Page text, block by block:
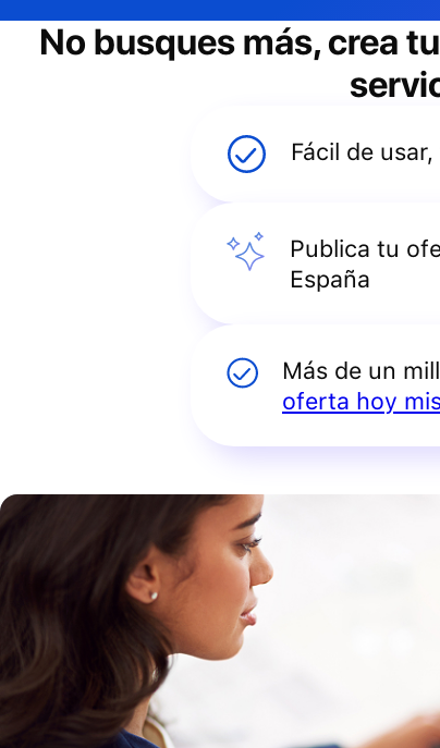
No busques más, crea
Fácil de
Publica tu
España
Más de un
oferta hoy